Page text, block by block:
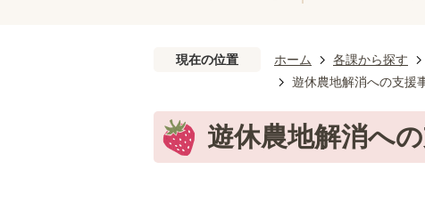
現在の位置 ホーム 各課から探す
遊休農地解消への支援
遊休農地解消へ